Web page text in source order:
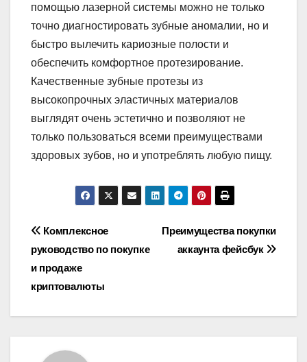
помощью лазерной системы можно не только
точно диагностировать зубные аномалии, но и
быстро вылечить кариозные полости и
обеспечить комфортное протезирование.
Качественные зубные протезы из
высокопрочных эластичных материалов
выглядят очень эстетично и позволяют не
только пользоваться всеми преимуществами
здоровых зубов, но и употреблять любую пищу.
Навигация
по
записям
Преимущества покупки
аккаунта фейсбук
Комплексное
руководство по покупке
и продаже
криптовалюты